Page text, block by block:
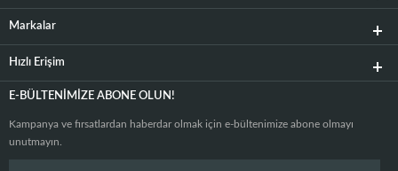
Markalar
Hızlı Erişim
E-BÜLTENIMIZE ABONE OLUN!
Kampanya ve fırsatlardan haberdar olmak için e-bültenimize abone olmayı
unutmayın.